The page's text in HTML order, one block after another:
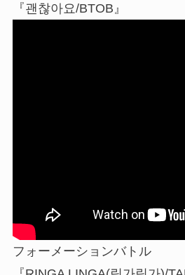
『괜찮아요/BTOB』
フォーメーションバトル